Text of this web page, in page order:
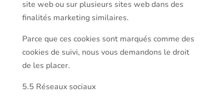
site web ou sur plusieurs sites web dans des
finalités marketing similaires.
Parce que ces cookies sont marqués comme des
cookies de suivi, nous vous demandons le droit
de les placer.
5.5 Réseaux sociaux